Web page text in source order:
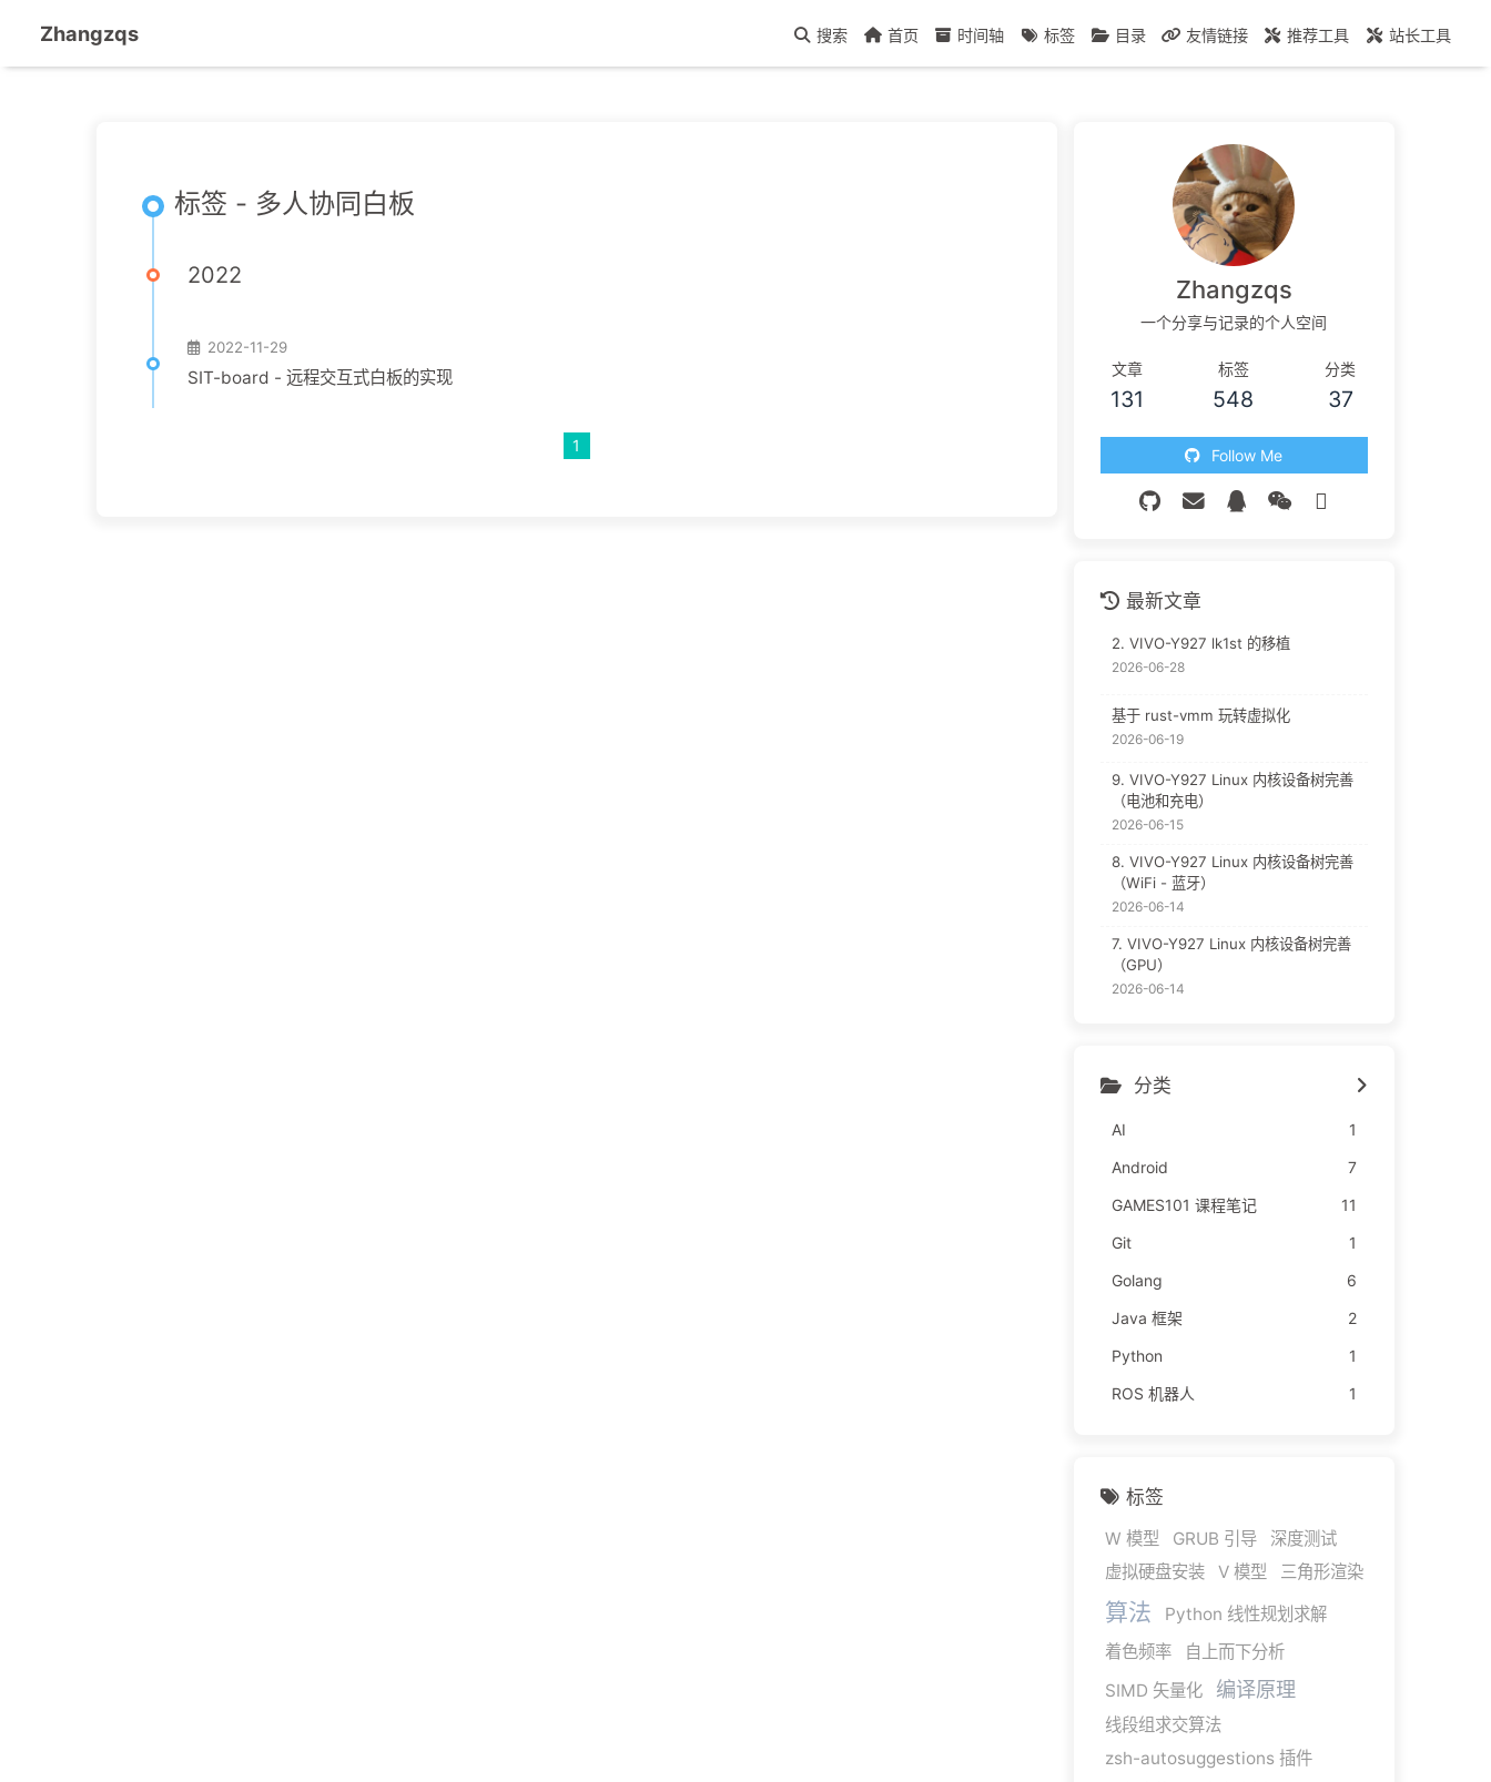
Zhangzqs 搜索 首页 时间轴 标签 目录 友情链接 推荐工具 站长工具
标签 - 多人协同白板
2022
2022-11-29
SIT-board - 远程交互式白板的实现
1
Zhangzqs
一个分享与记录的个人空间
文章
131
标签
548
分类
37
Follow Me
最新文章
2. VIVO-Y927 lk1st 的移植
2026-06-28
基于 rust-vmm 玩转虚拟化
2026-06-19
9. VIVO-Y927 Linux 内核设备树完善
（电池和充电）
2026-06-15
8. VIVO-Y927 Linux 内核设备树完善
（WiFi - 蓝牙）
2026-06-14
7. VIVO-Y927 Linux 内核设备树完善
（GPU）
2026-06-14
分类
AI
1
Android
7
GAMES101 课程笔记
11
Git
1
Golang
6
Java 框架
2
Python
1
ROS 机器人
1
标签
W 模型 GRUB 引导
深度测试
虚拟硬盘安装
V 模型 三角形渲染
算法
Python 线性规划求解
着色频率
自上而下分析
SIMD 矢量化
编译原理
线段组求交算法
zsh-autosuggestions 插件